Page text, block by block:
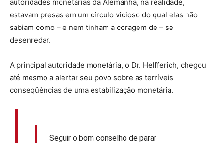
autoridades monetárias da Alemanha, na realidade,
estavam presas em um círculo vicioso do qual elas não
sabiam como – e nem tinham a coragem de – se
desenredar.
A principal autoridade monetária, o Dr. Helfferich, chegou
até mesmo a alertar seu povo sobre as terríveis
conseqüências de uma estabilização monetária.
Seguir o bom conselho de parar